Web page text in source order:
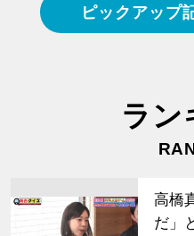
ピックアップ
ラン
高橋
だ」